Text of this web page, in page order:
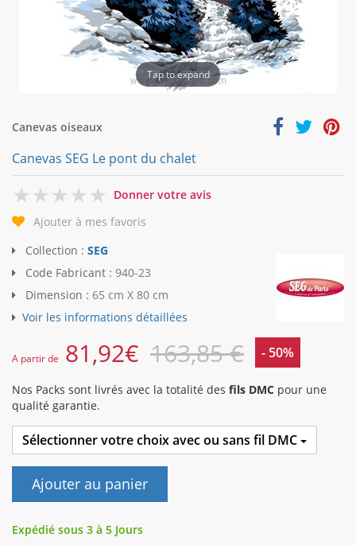
Tap to expand
Canevas oiseaux
Canevas SEG Le pont du chalet
0
Donner votre avis
Ajouter à mes favoris
Collection : SEG
Code Fabricant : 940-23
Dimension : 65 cm X 80 cm
Voir les informations détaillées
A partir de 81,92€ 163,85 € - 50%
Nos Packs sont livrés avec la totalité des fils DMC pour une
qualité garantie.
Sélectionner votre choix avec ou sans fil DMC
Ajouter au panier
Expédié sous 3 à 5 Jours